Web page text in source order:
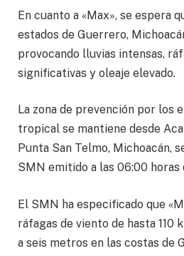
En cuanto a «Max», se espera
estados de Guerrero,
provocando lluvias intensas,
significativas y oleaje elevado.
La zona de prevención por los
tropical se mantiene desde
Punta San Telmo, Michoacán,
SMN emitido a las 06:00 horas
El SMN ha especificado que
ráfagas de viento de hasta 110
a seis metros en las costas de